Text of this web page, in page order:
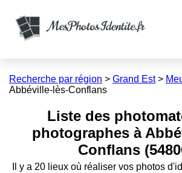
Recherche par région > Grand Est>
Abbéville-lès-Conflans
Liste des
photographes à
Conflans
Il y a 20 lieux où réaliser vos photos